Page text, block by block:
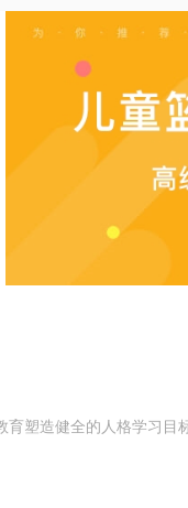
塑造健全的人格学习